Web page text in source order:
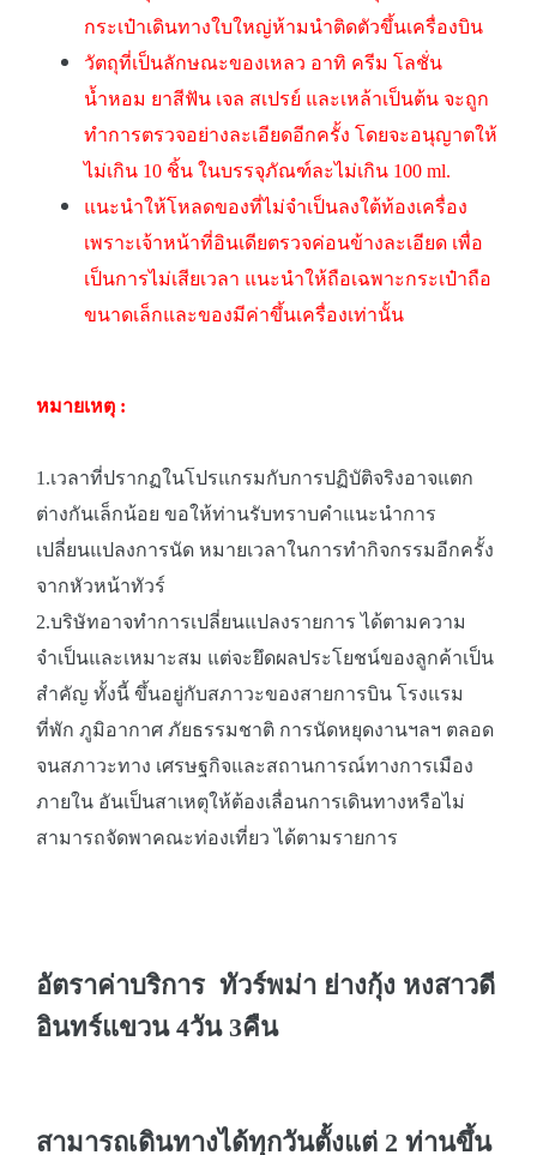
กระเป๋าเดินทางใบใหญ่ห้ามนำติดตัวขึ้นเครื่องบิน
วัตถุที่เป็นลักษณะของเหลว อาทิ ครีม โลชั่น
น้ำหอม ยาสีฟัน เจล สเปรย์ และเหล้าเป็นต้น จะถูก
ทำการตรวจอย่างละเอียดอีกครั้ง โดยจะอนุญาตให้
ไม่เกิน 10 ชิ้น ในบรรจุภัณฑ์ละไม่เกิน 100 ml.
แนะนำให้โหลดของที่ไม่จำเป็นลงใต้ท้องเครื่อง
เพราะเจ้าหน้าที่อินเดียตรวจค่อนข้างละเอียด เพื่อ
เป็นการไม่เสียเวลา แนะนำให้ถือเฉพาะกระเป๋าถือ
ขนาดเล็กและของมีค่าขึ้นเครื่องเท่านั้น
หมายเหตุ :
1.เวลาที่ปรากฏในโปรแกรมกับการปฏิบัติจริงอาจแตก
ต่างกันเล็กน้อย ขอให้ท่านรับทราบคำแนะนำการ
เปลี่ยนแปลงการนัด หมายเวลาในการทำกิจกรรมอีกครั้ง
จากหัวหน้าทัวร์
2.บริษัทอาจทำการเปลี่ยนแปลงรายการ ได้ตามความ
จำเป็นและเหมาะสม แต่จะยึดผลประโยชน์ของลูกค้าเป็น
สำคัญ ทั้งนี้ ขึ้นอยู่กับสภาวะของสายการบิน โรงแรม
ที่พัก ภูมิอากาศ ภัยธรรมชาติ การนัดหยุดงานฯลฯ ตลอด
จนสภาวะทาง เศรษฐกิจและสถานการณ์ทางการเมือง
ภายใน อันเป็นสาเหตุให้ต้องเลื่อนการเดินทางหรือไม่
สามารถจัดพาคณะท่องเที่ยว ได้ตามรายการ
อัตราค่าบริการ ทัวร์พม่า ย่างกุ้ง หงสาวดี
อินทร์แขวน 4วัน 3คืน
สามารถเดินทางได้ทุกวันตั้งแต่ 2 ท่านขึ้น